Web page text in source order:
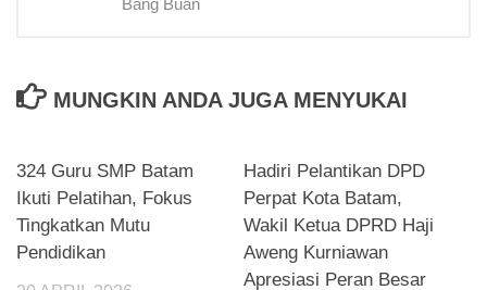
Bang Buan
MUNGKIN ANDA JUGA MENYUKAI
324 Guru SMP Batam
Ikuti Pelatihan, Fokus
Tingkatkan Mutu
Pendidikan
Hadiri Pelantikan DPD
Perpat Kota Batam,
Wakil Ketua DPRD Haji
Aweng Kurniawan
Apresiasi Peran Besar